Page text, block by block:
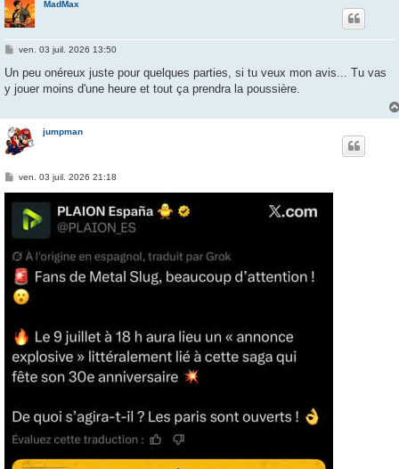
MadMax
M
s
a
ven. 03 juil. 2026 13:50
Un peu onéreux juste pour quelques parties, si tu veux mon avis... Tu vas
y jouer moins d'une heure et tout ça prendra la poussière.
jumpman
M
e
ven. 03 juil. 2026 21:18